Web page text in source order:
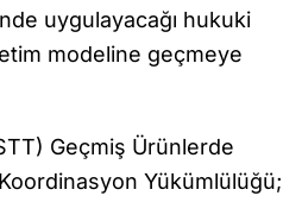
uygulayacağı hukuki
modeline geçmeye
Geçmiş Ürünlerde
Yükümlülüğü;